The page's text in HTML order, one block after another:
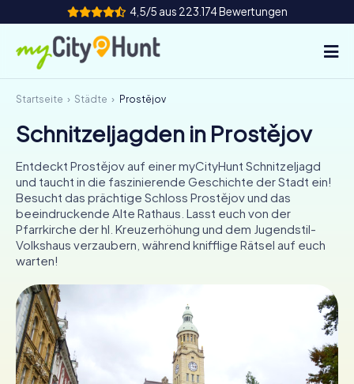
4,5/5 aus 223.174 Bewertungen
So funktioniert's
Städte
Touren
Teamevent
Tickets
INT
ES
IT
Startseite Städte Prostějov
Schnitzeljagden in Prostějov
Entdeckt Prostějov auf einer myCityHunt Schnitzeljagd
und taucht in die faszinierende Geschichte der Stadt ein!
Besucht das prächtige Schloss Prostějov und das
beeindruckende Alte Rathaus. Lasst euch von der
Pfarrkirche der hl. Kreuzerhöhung und dem Jugendstil-
Volkshaus verzaubern, während knifflige Rätsel auf euch
warten!